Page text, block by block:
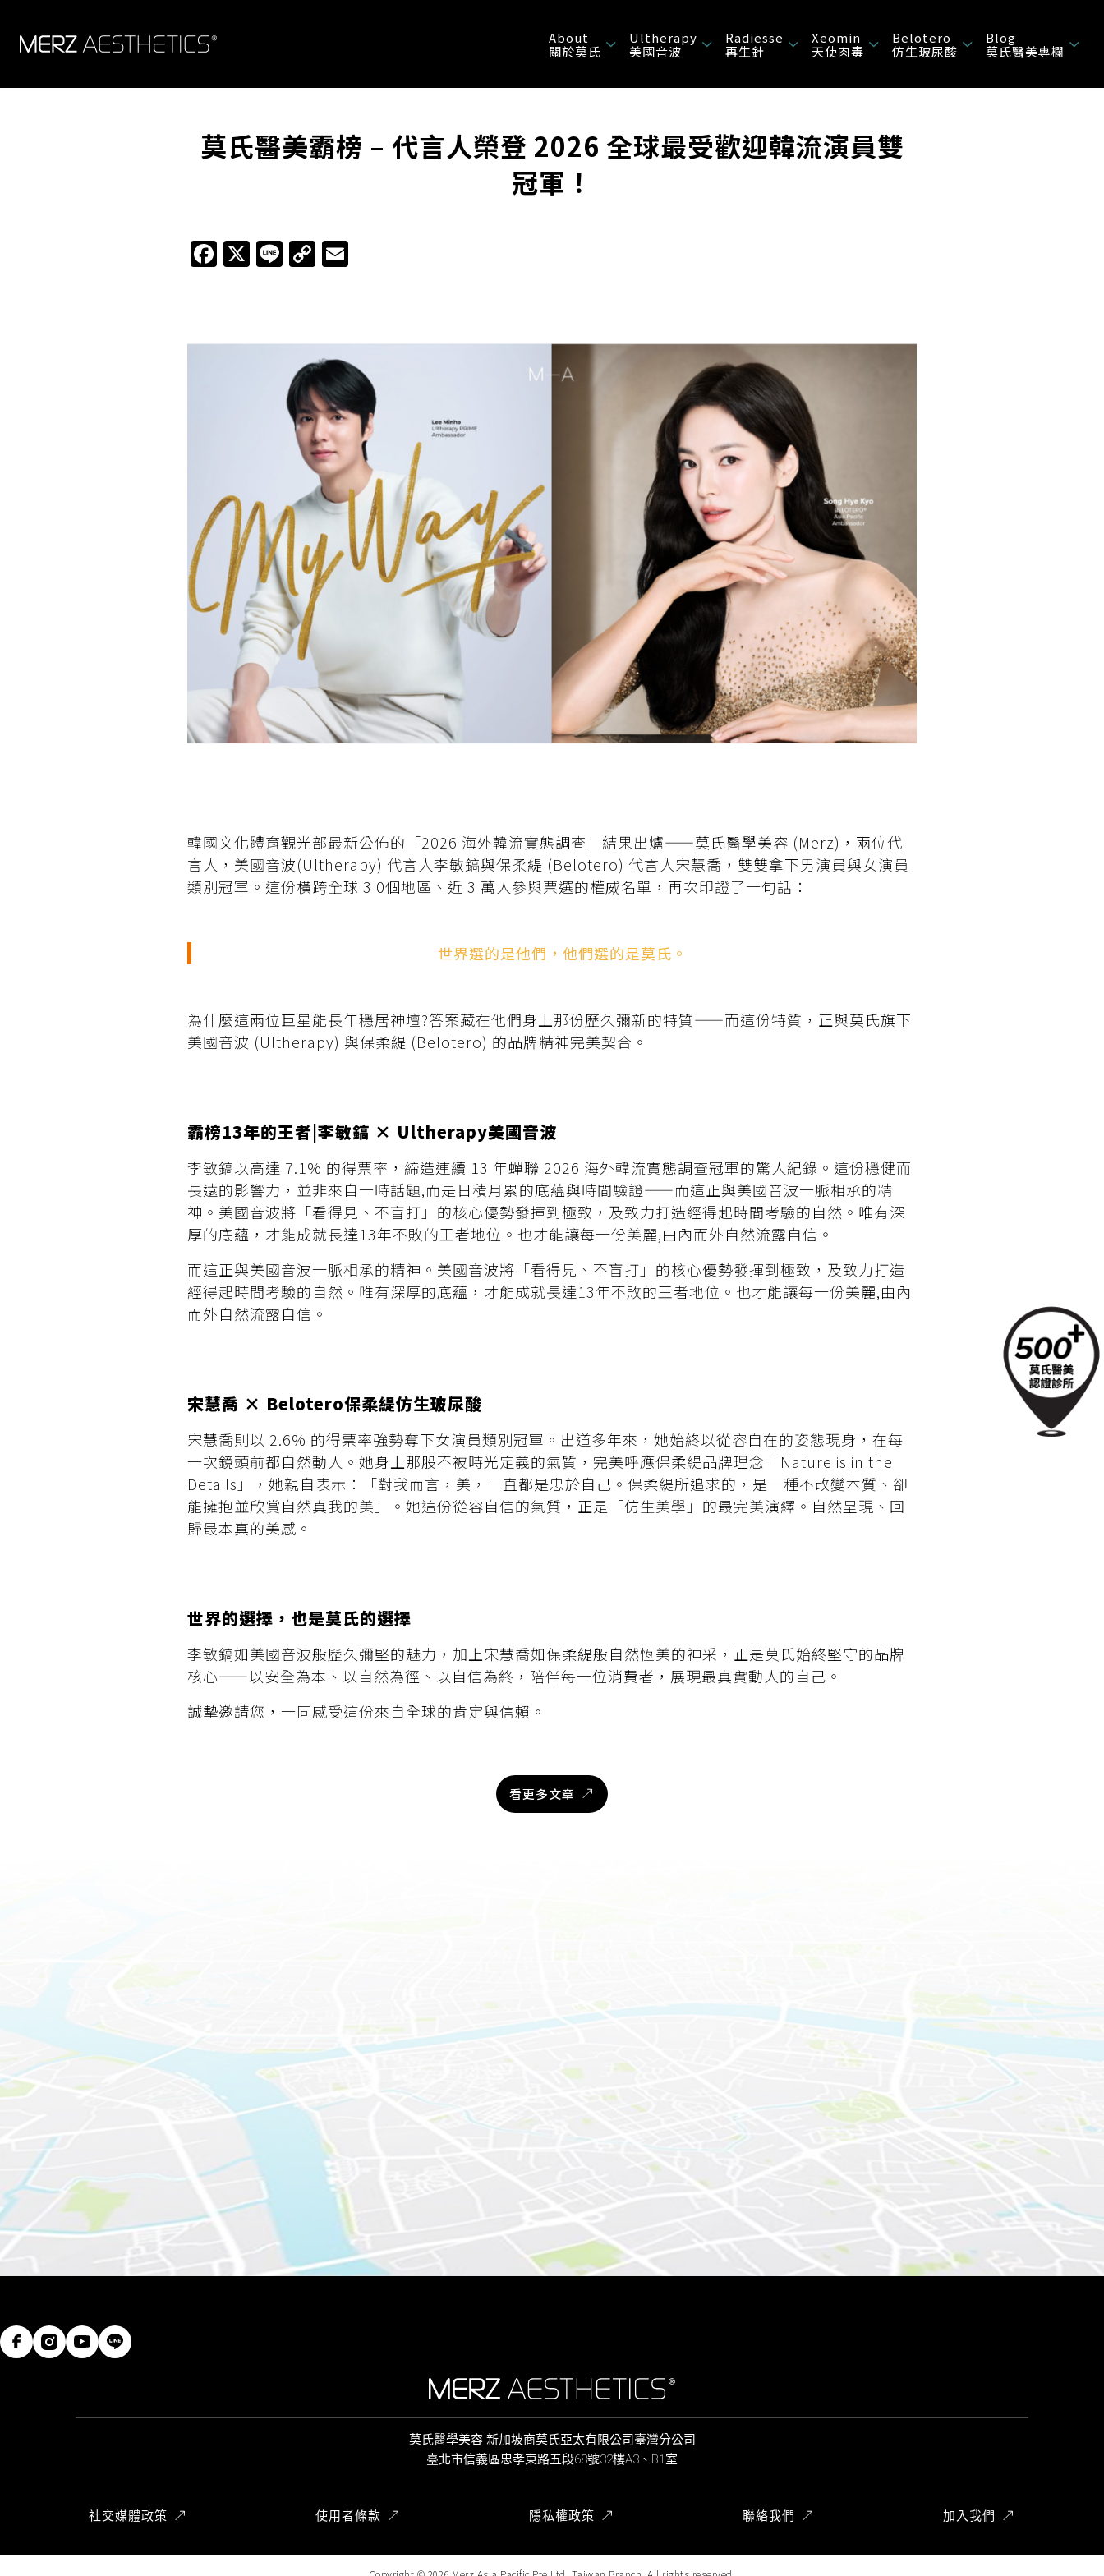
About
關於莫氏
Ultherapy
美國音波
Radiesse
再生針
Xeomin
天使肉毒
Belotero
仿生玻尿酸
Blog
莫氏醫美專欄
莫氏醫美霸榜 – 代言人榮登 2026 全球最受歡迎韓流演員雙
冠軍！
Facebook
X LineCopy
Link
韓國文化體育觀光部最新公佈的「2026 海外韓流實態調查」結果出爐——莫氏醫學美容 (Merz)，兩位代
言人，美國音波(Ultherapy) 代言人李敏鎬與保柔緹 (Belotero) 代言人宋慧喬，雙雙拿下男演員與女演員
類別冠軍。這份橫跨全球 3 0個地區、近 3 萬人參與票選的權威名單，再次印證了一句話：
世界選的是他們，他們選的是莫氏。
為什麼這兩位巨星能長年穩居神壇?答案藏在他們身上那份歷久彌新的特質——而這份特質，正與莫氏旗下
美國音波 (Ultherapy) 與保柔緹 (Belotero) 的品牌精神完美契合。
霸榜13年的王者|李敏鎬 × Ultherapy美國音波
李敏鎬以高達 7.1% 的得票率，締造連續 13 年蟬聯 2026 海外韓流實態調查冠軍的驚人紀錄。這份穩健而
長遠的影響力，並非來自一時話題,而是日積月累的底蘊與時間驗證——而這正與美國音波一脈相承的精
神。美國音波將「看得見、不盲打」的核心優勢發揮到極致，及致力打造經得起時間考驗的自然。唯有深
厚的底蘊，才能成就長達13年不敗的王者地位。也才能讓每一份美麗,由內而外自然流露自信。
而這正與美國音波一脈相承的精神。美國音波將「看得見、不盲打」的核心優勢發揮到極致，及致力打造
經得起時間考驗的自然。唯有深厚的底蘊，才能成就長達13年不敗的王者地位。也才能讓每一份美麗,由內
而外自然流露自信。
宋慧喬 × Belotero保柔緹仿生玻尿酸
宋慧喬則以 2.6% 的得票率強勢奪下女演員類別冠軍。出道多年來，她始終以從容自在的姿態現身，在每
一次鏡頭前都自然動人。她身上那股不被時光定義的氣質，完美呼應保柔緹品牌理念「Nature is in the
Details」，她親自表示：「對我而言，美，一直都是忠於自己。保柔緹所追求的，是一種不改變本質、卻
能擁抱並欣賞自然真我的美」。她這份從容自信的氣質，正是「仿生美學」的最完美演繹。自然呈現、回
歸最本真的美感。
世界的選擇，也是莫氏的選擇
李敏鎬如美國音波般歷久彌堅的魅力，加上宋慧喬如保柔緹般自然恆美的神采，正是莫氏始終堅守的品牌
核心——以安全為本、以自然為徑、以自信為終，陪伴每一位消費者，展現最真實動人的自己。
誠摯邀請您，一同感受這份來自全球的肯定與信賴。
看更多文章
莫氏醫學美容 新加坡商莫氏亞太有限公司臺灣分公司
臺北市信義區忠孝東路五段68號32樓A3、B1室
社交媒體政策 使用者條款 隱私權政策 聯絡我們 加入我們